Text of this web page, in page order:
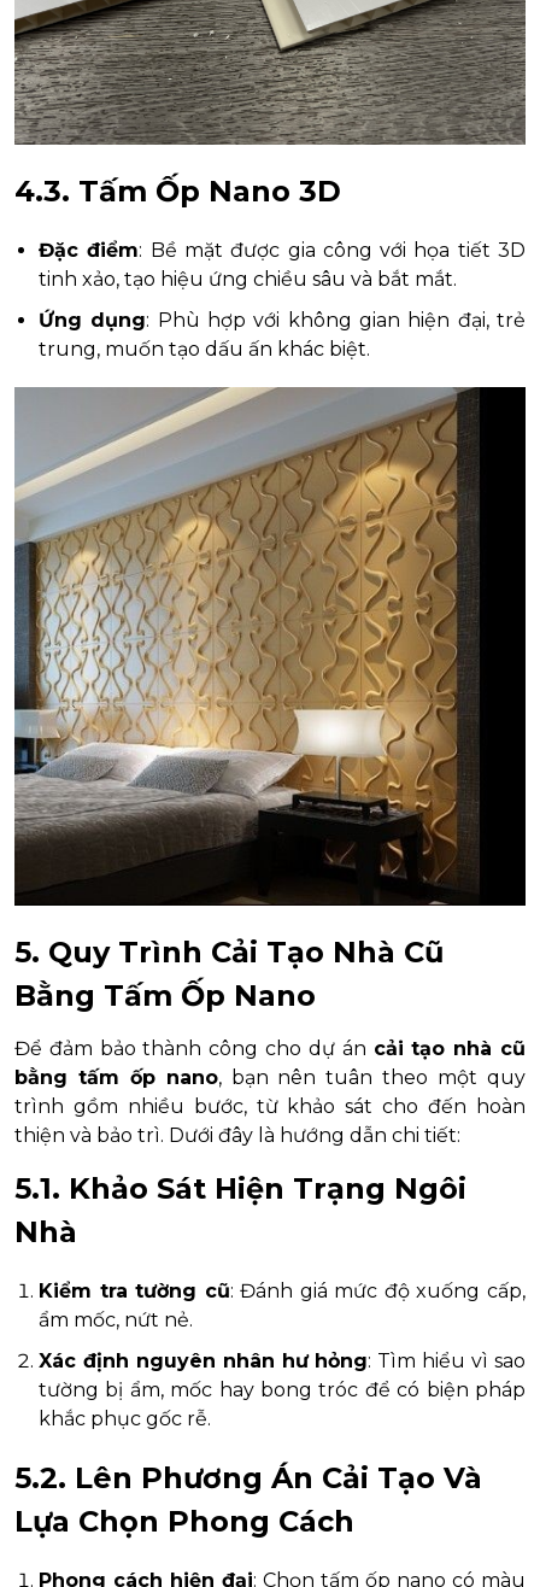
4.3. Tấm Ốp Nano 3D
Đặc điểm: Bề mặt được gia công với họa tiết 3D
tinh xảo, tạo hiệu ứng chiều sâu và bắt mắt.
Ứng dụng: Phù hợp với không gian hiện đại, trẻ
trung, muốn tạo dấu ấn khác biệt.
5. Quy Trình Cải Tạo Nhà Cũ
Bằng Tấm Ốp Nano
Để đảm bảo thành công cho dự án cải tạo nhà cũ
bằng tấm ốp nano, bạn nên tuân theo một quy
trình gồm nhiều bước, từ khảo sát cho đến hoàn
thiện và bảo trì. Dưới đây là hướng dẫn chi tiết:
5.1. Khảo Sát Hiện Trạng Ngôi
Nhà
Kiểm tra tường cũ: Đánh giá mức độ xuống cấp,
ẩm mốc, nứt nẻ.
Xác định nguyên nhân hư hỏng: Tìm hiểu vì sao
tường bị ẩm, mốc hay bong tróc để có biện pháp
khắc phục gốc rễ.
5.2. Lên Phương Án Cải Tạo Và
Lựa Chọn Phong Cách
Phong cách hiện đại: Chọn tấm ốp nano có màu